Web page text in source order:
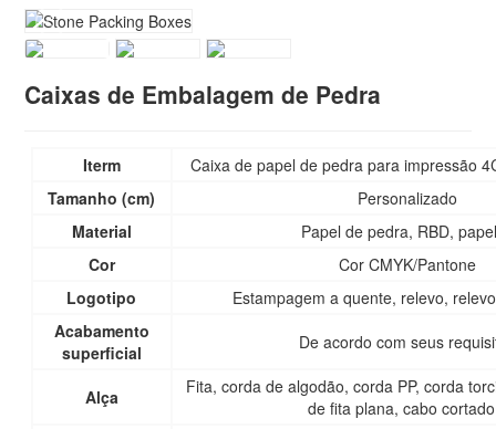
Caixas de Embalagem de Pedra
Iterm
Caixa de papel de pedra para impressão
Tamanho (cm)
Personalizado
Material
Papel de pedra, RBD,
Cor
Cor CMYK/Pantone
Logotipo
Estampagem a quente, relevo,
Acabamento
superficial
De acordo com seus
Alça
Fita, corda de algodão, corda PP, corda
de fita plana, cabo